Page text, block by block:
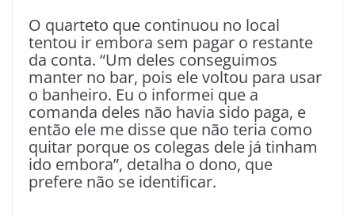
O quarteto que continuou no local
tentou ir embora sem pagar o restante
da conta. “Um deles conseguimos
manter no bar, pois ele voltou para usar
o banheiro. Eu o informei que a
comanda deles não havia sido paga, e
então ele me disse que não teria como
quitar porque os colegas dele já tinham
ido embora”, detalha o dono, que
prefere não se identificar.